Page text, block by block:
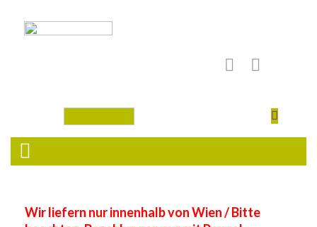
Wir liefern nur innenhalb von Wien / Bitte